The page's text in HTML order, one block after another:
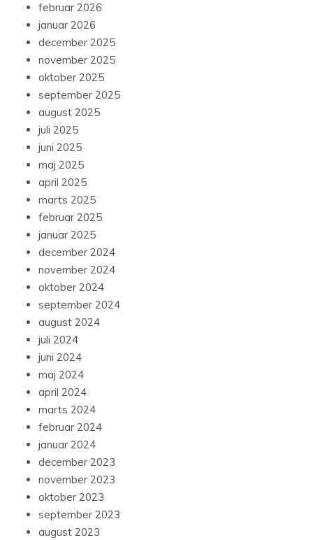
februar 2026
januar 2026
december 2025
november 2025
oktober 2025
september 2025
august 2025
juli 2025
juni 2025
maj 2025
april 2025
marts 2025
februar 2025
januar 2025
december 2024
november 2024
oktober 2024
september 2024
august 2024
juli 2024
juni 2024
maj 2024
april 2024
marts 2024
februar 2024
januar 2024
december 2023
november 2023
oktober 2023
september 2023
august 2023